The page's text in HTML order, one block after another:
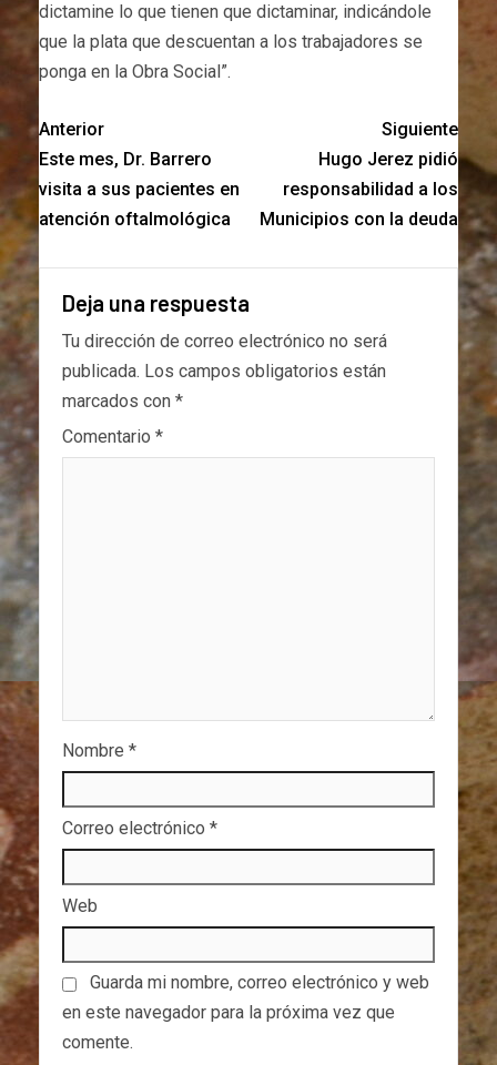
dictamine lo que tienen que dictaminar, indicándole
que la plata que descuentan a los trabajadores se
ponga en la Obra Social”.
Anterior
Este mes, Dr. Barrero
visita a sus pacientes en
atención oftalmológica
Siguiente
Hugo Jerez pidió
responsabilidad a los
Municipios con la deuda
Deja una respuesta
Tu dirección de correo electrónico no será
publicada. Los campos obligatorios están
marcados con *
Comentario *
Nombre *
Correo electrónico *
Web
Guarda mi nombre, correo electrónico y web
en este navegador para la próxima vez que
comente.